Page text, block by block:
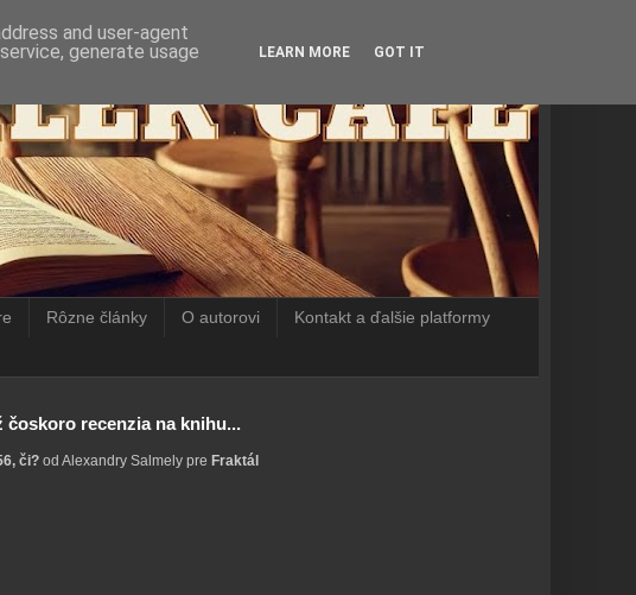
Rôzne články O autorovi Kontakt a ďalšie platformy
čoskoro recenzia na knihu...
či? od Alexandry Salmely pre Fraktál
and user-agent
generate usage
LEARN MORE GOT IT